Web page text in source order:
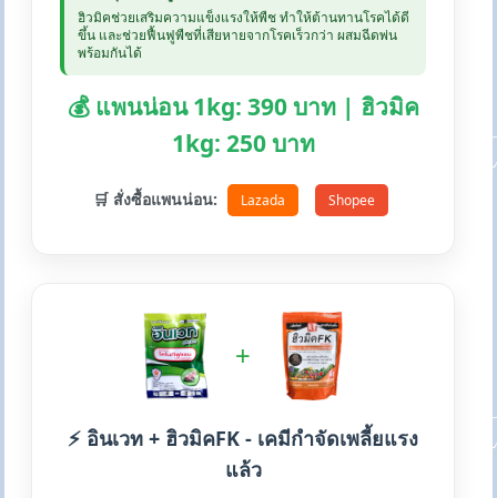
ฮิวมิคช่วยเสริมความแข็งแรงให้พืช ทำให้ต้านทานโรคได้ดี
ขึ้น และช่วยฟื้นฟูพืชที่เสียหายจากโรคเร็วกว่า ผสมฉีดพ่น
พร้อมกันได้
💰 แพนน่อน 1kg: 390 บาท | ฮิวมิค
1kg: 250 บาท
🛒 สั่งซื้อแพนน่อน: Lazada Shopee
+
⚡ อินเวท + ฮิวมิคFK - เคมีกำจัดเพลี้ยแรง
แล้ว